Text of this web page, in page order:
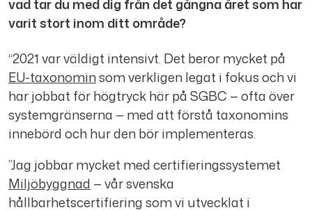
vad tar du med dig från det gångna året som har
varit stort inom ditt område?
“2021 var väldigt intensivt. Det beror mycket på
EU-taxonominsom verkligen legat i fokus och vi
har jobbat för högtryck här på SGBC — ofta över
systemgränserna — med att förstå taxonomins
innebörd och hur den bör implementeras.
”Jag jobbar mycket med certifieringssystemet
Miljöbyggnad — vår svenska
hållbarhetscertifiering som vi utvecklat i